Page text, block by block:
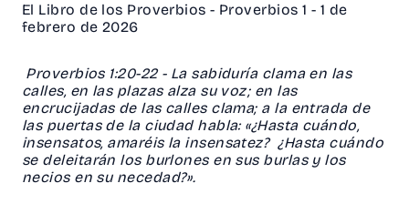
El Libro de los Proverbios - Proverbios 1 - 1 de
febrero de 2026
Proverbios 1:20-22 - La sabiduría clama en las
calles, en las plazas alza su voz; en las
encrucijadas de las calles clama; a la entrada de
las puertas de la ciudad habla: «¿Hasta cuándo,
insensatos, amaréis la insensatez? ¿Hasta cuándo
se deleitarán los burlones en sus burlas y los
necios en su necedad?».